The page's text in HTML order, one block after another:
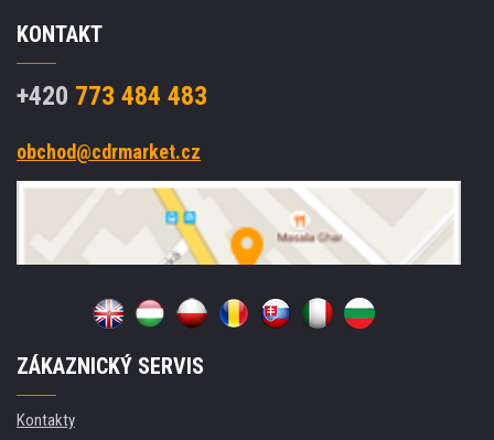
KONTAKT
+420 773 484 483
obchod@cdrmarket.cz
ZÁKAZNICKÝ SERVIS
Kontakty